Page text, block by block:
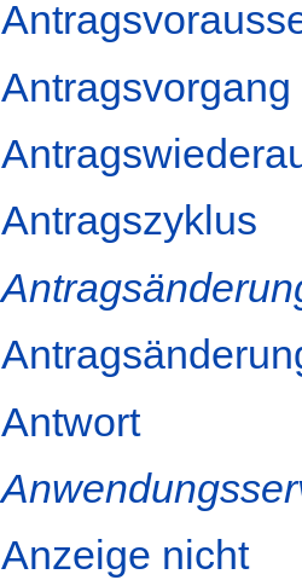
Antragsvorgang
Antragszyklus
Antwort
Anzeige nicht